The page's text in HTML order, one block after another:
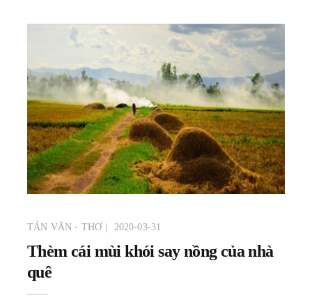
TẢN VĂN - THƠ 2020-03-31
Thèm cái mùi khói say nồng của nhà
quê